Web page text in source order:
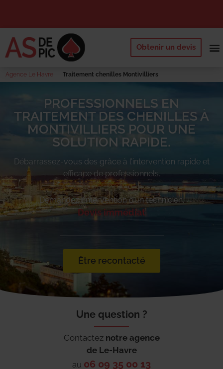
Obtenir un devis
Agence Le Havre Traitement chenilles Montivilliers
PROFESSIONNELS EN
TRAITEMENT DES CHENILLES À
MONTIVILLIERS POUR UNE
SOLUTION RAPIDE.
Débarrassez-vous des grâce à l’intervention rapide et
efficace de professionnels.
Demandez l’intervention d’un technicien.
Devis immédiat
Être recontacté
Une question ?
Contactez notre agence
de Le-Havre
au 06 09 35 00 13